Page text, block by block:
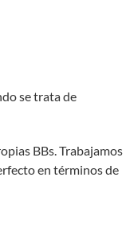
se trata de
BBs. Trabajamos
en términos de